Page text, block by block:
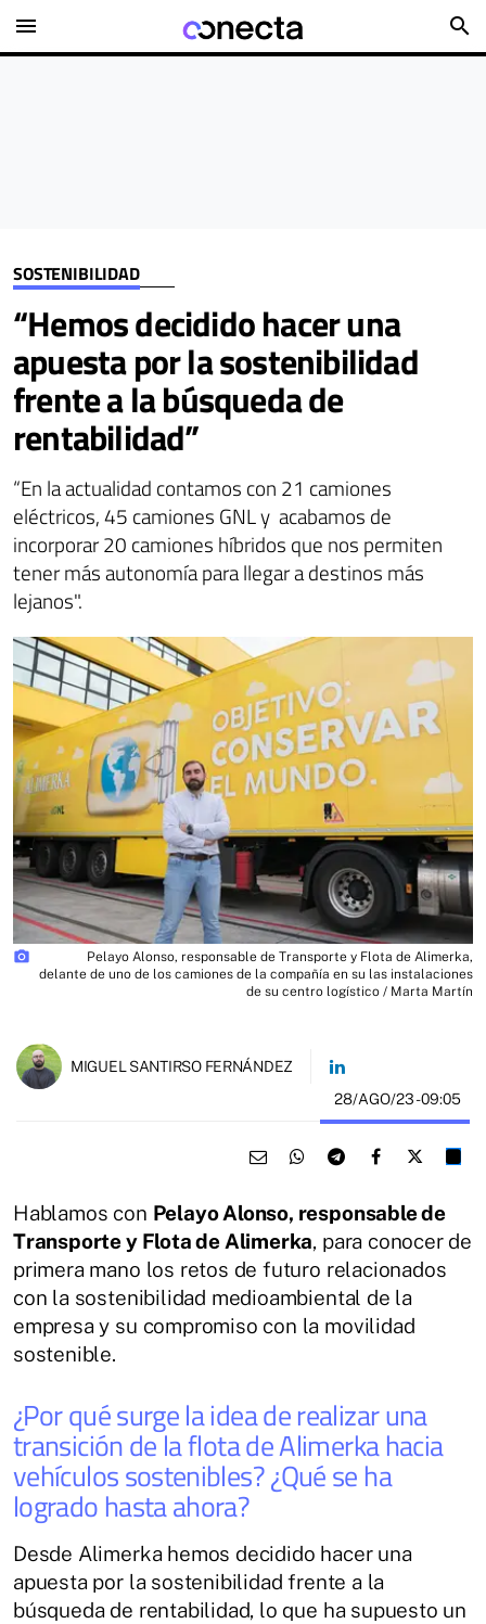
menu search
SOSTENIBILIDAD
“Hemos decidido hacer una
apuesta por la sostenibilidad
frente a la búsqueda de
rentabilidad”
“En la actualidad contamos con 21 camiones
eléctricos, 45 camiones GNL y acabamos de
incorporar 20 camiones híbridos que nos permiten
tener más autonomía para llegar a destinos más
lejanos".
photo_camera
Pelayo Alonso, responsable de Transporte y Flota de Alimerka,
delante de uno de los camiones de la compañía en su las instalaciones
de su centro logístico / Marta Martín
MIGUEL SANTIRSO FERNÁNDEZ
28/AGO/23- 09:05
Hablamos con Pelayo Alonso, responsable de
Transporte y Flota de Alimerka, para conocer de
primera mano los retos de futuro relacionados
con la sostenibilidad medioambiental de la
empresa y su compromiso con la movilidad
sostenible.
¿Por qué surge la idea de realizar una
transición de la flota de Alimerka hacia
vehículos sostenibles? ¿Qué se ha
logrado hasta ahora?
Desde Alimerka hemos decidido hacer una
apuesta por la sostenibilidad frente a la
búsqueda de rentabilidad, lo que ha supuesto un